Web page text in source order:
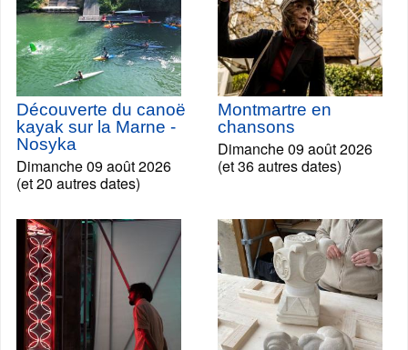
Découverte du canoë
kayak sur la Marne -
Nosyka
Dimanche 09 août 2026
(et 20 autres dates)
Montmartre en
chansons
Dimanche 09 août 2026
(et 36 autres dates)